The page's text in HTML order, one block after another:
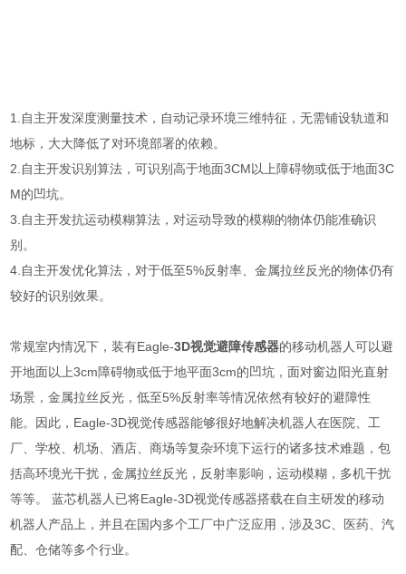
1.自主开发深度测量技术，自动记录环境三维特征，无需铺设轨道和
地标，大大降低了对环境部署的依赖。
2.自主开发识别算法，可识别高于地面3CM以上障碍物或低于地面3C
M的凹坑。
3.自主开发抗运动模糊算法，对运动导致的模糊的物体仍能准确识
别。
4.自主开发优化算法，对于低至5%反射率、金属拉丝反光的物体仍有
较好的识别效果。
常规室内情况下，装有Eagle-3D视觉避障传感器的移动机器人可以避
开地面以上3cm障碍物或低于地平面3cm的凹坑，面对窗边阳光直射
场景，金属拉丝反光，低至5%反射率等情况依然有较好的避障性
能。因此，Eagle-3D视觉传感器能够很好地解决机器人在医院、工
厂、学校、机场、酒店、商场等复杂环境下运行的诸多技术难题，包
括高环境光干扰，金属拉丝反光，反射率影响，运动模糊，多机干扰
等等。 蓝芯机器人已将Eagle-3D视觉传感器搭载在自主研发的移动
机器人产品上，并且在国内多个工厂中广泛应用，涉及3C、医药、汽
配、仓储等多个行业。